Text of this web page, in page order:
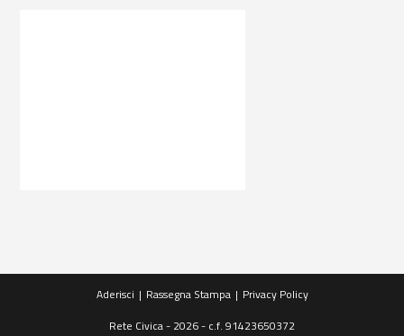
Aderisci Rassegna Stampa
Privacy Policy
Rete Civica - 2026 - c.f. 91423650372